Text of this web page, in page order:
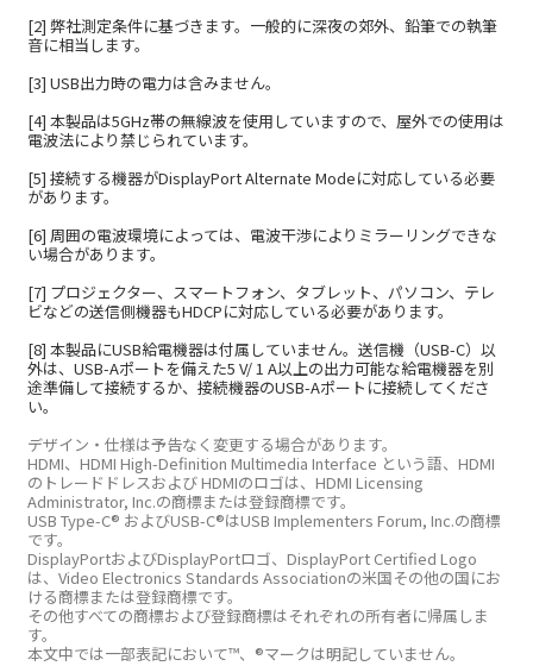
[2] 弊社測定条件に基づきます。一般的に深夜の郊外、鉛筆での執筆
音に相当します。
[3] USB出力時の電力は含みません。
[4] 本製品は5GHz帯の無線波を使用していますので、屋外での使用は
電波法により禁じられています。
[5] 接続する機器がDisplayPort Alternate Modeに対応している必要
があります。
[6] 周囲の電波環境によっては、電波干渉によりミラーリングできな
い場合があります。
[7] プロジェクター、スマートフォン、タブレット、パソコン、テレ
ビなどの送信側機器もHDCPに対応している必要があります。
[8] 本製品にUSB給電機器は付属していません。送信機（USB-C）以
外は、USB-Aポートを備えた5 V/ 1 A以上の出力可能な給電機器を別
途準備して接続するか、接続機器のUSB-Aポートに接続してくださ
い。
デザイン‧仕様は予告なく変更する場合があります。
HDMI、HDMI High-Definition Multimedia Interface という語、HDMI
のトレードドレスおよび HDMIのロゴは、HDMI Licensing
Administrator, Inc.の商標または登録商標です。
USB Type-C® およびUSB-C®はUSB Implementers Forum, Inc.の商標
です。
DisplayPortおよびDisplayPortロゴ、DisplayPort Certified Logo
は、Video Electronics Standards Associationの米国その他の国にお
ける商標または登録商標です。
その他すべての商標および登録商標はそれぞれの所有者に帰属しま
す。
本文中では一部表記において™、®マークは明記していません。